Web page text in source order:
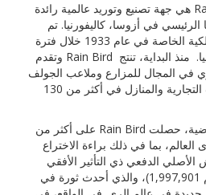
شركة Rain Bird Corporation هي جهة تصنيع وتوريد عالمية رائدة
في أزوسا، كاليفورنيا. تم
تأسيس هذه الشركة ذات الملكية الخاصة في عام 1933 خلال فترة
الازدهار الزراعي في كاليفورنيا. منذ البداية، تنتج Rain Bird وتقدم
في المجال للمزارع وملاعب الجولف
والملاعب الرياضية والمنشآت التجارية والمنازل في أكثر من 130
على مدار العقود الثمانية الماضية، حصلت Rain Bird على أكثر من
العالم، بما في ذلك براءة الاختراع
1935 للرشاش الأصلي الدفعي ذي التأثير الأفقي
(براءة الاختراع الأمريكية رقم 1,997,901)، والذي أحدث ثورة في